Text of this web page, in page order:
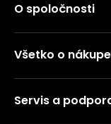
O spoločnosti
Všetko o nákupe
Servis a